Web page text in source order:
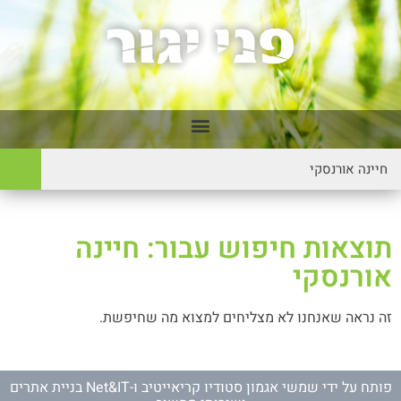
תוצאות חיפוש עבור: חיינה
אורנסקי
זה נראה שאנחנו לא מצליחים למצוא מה שחיפשת.
פותח על ידי שמשי אגמון סטודיו קריאייטיב ו- Net&IT בניית אתרים